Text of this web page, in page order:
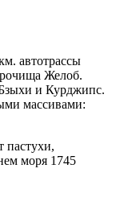
автотрассы
Желоб.
Бзыхи и Курджипс.
массивами:
пастухи,
моря 1745